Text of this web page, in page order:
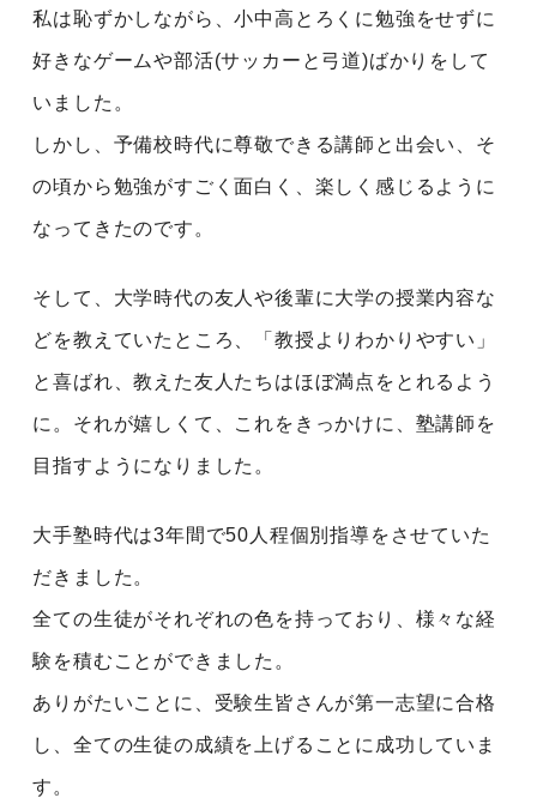
私は恥ずかしながら、小中高とろくに勉強をせずに
好きなゲームや部活(サッカーと弓道)ばかりをして
いました。
しかし、予備校時代に尊敬できる講師と出会い、そ
の頃から勉強がすごく面白く、楽しく感じるように
なってきたのです。
そして、大学時代の友人や後輩に大学の授業内容な
どを教えていたところ、「教授よりわかりやすい」
と喜ばれ、教えた友人たちはほぼ満点をとれるよう
に。それが嬉しくて、これをきっかけに、塾講師を
目指すようになりました。
大手塾時代は3年間で50人程個別指導をさせていた
だきました。
全ての生徒がそれぞれの色を持っており、様々な経
験を積むことができました。
ありがたいことに、受験生皆さんが第一志望に合格
し、全ての生徒の成績を上げることに成功していま
す。